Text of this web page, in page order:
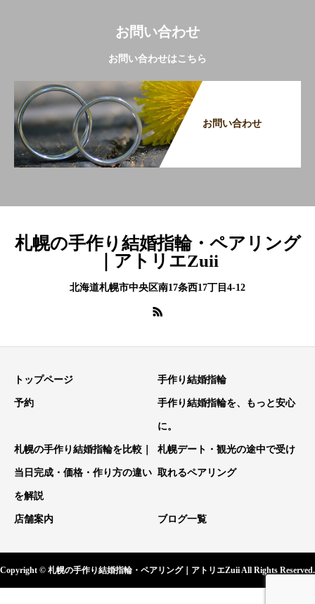
お問い合わせ
お問い合わせはこちら
お問い合わせ
札幌の手作り結婚指輪・ペアリング
｜アトリエZuii
北海道札幌市中央区南17条西17丁目4-12
トップページ 手作り結婚指輪
予約 手作り結婚指輪を、もっと安心
に。
札幌の手作り結婚指輪を比較｜
当日完成・価格・作り方の違い
を解説
札幌デート・観光の途中で受け
取れるペアリング
店舗案内 ブログ一覧
Copyright © 札幌の手作り結婚指輪・ペアリング｜アトリエZuii All Rights Reserved.